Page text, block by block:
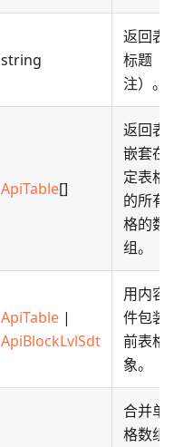
string
返回表
标题（
注）。
ApiTable[]
返回表
嵌套在
定表格
的所有
格的数
组。
ApiTable |
ApiBlockLvlSdt
用内容
件包装
前表格
象。
合并单
格数组